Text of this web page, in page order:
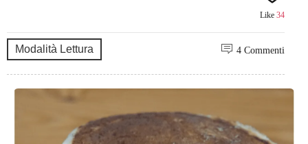
Like 34
Modalità Lettura 4 Commenti